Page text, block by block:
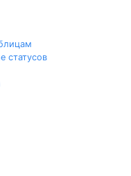
статусов